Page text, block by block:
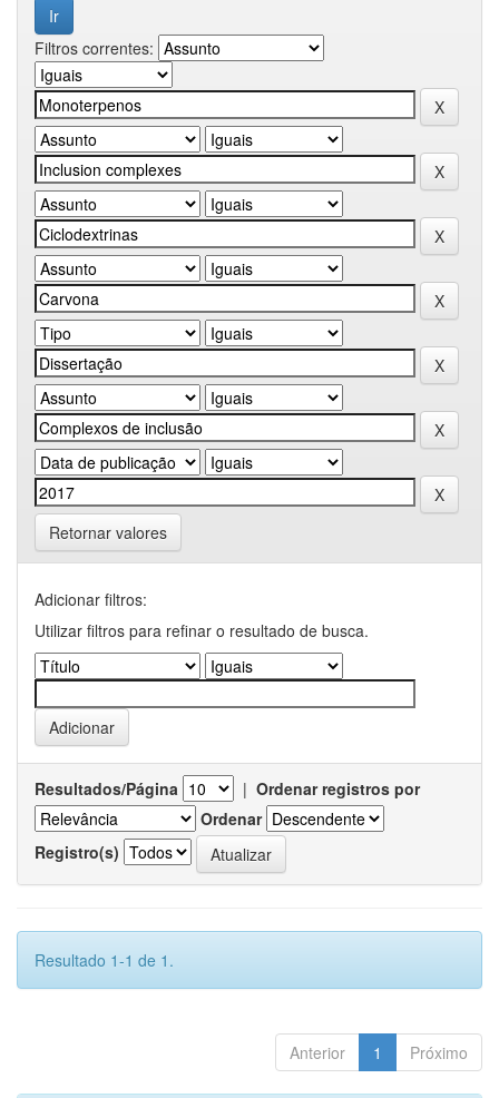
Filtros correntes:
Retornar valores
Adicionar filtros:
Utilizar filtros para refinar o resultado de busca.
Resultados/Página | Ordenar registros por
Ordenar
Registro(s)
Resultado 1-1 de 1.
Anterior 1 Próximo